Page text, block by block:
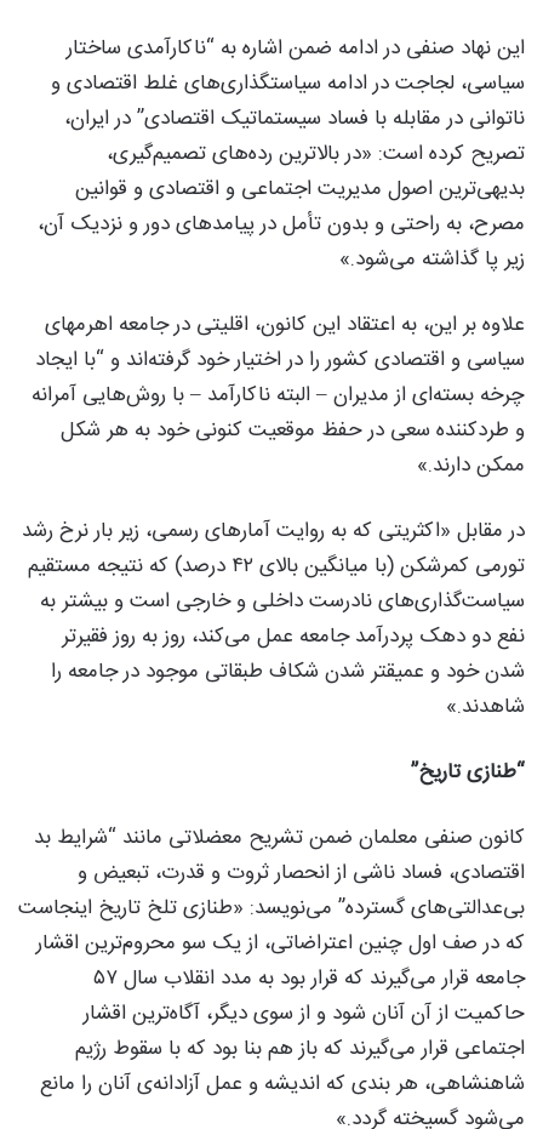
این نهاد صنفی در ادامه ضمن اشاره به “ناکارآمدی ساختار
سیاسی، لجاجت در ادامه سیاستگذاری‌های غلط اقتصادی و
ناتوانی در مقابله با فساد سیستماتیک اقتصادی” در ایران،
تصریح کرده است: «در بالاترین رده‌های تصمیم‌گیری،
بدیهی‌ترین اصول مدیریت اجتماعی و اقتصادی و قوانین
مصرح، به راحتی و بدون تأمل در پیامدهای دور و نزدیک آن،
زیر پا گذاشته می‌شود.»
علاوه بر این، به اعتقاد این کانون، اقلیتی در جامعه اهرمهای‌‌
سیاسی و اقتصادی کشور را در اختیار خود گرفته‌اند و “با ایجاد
چرخه بسته‌ای از مدیران – البته ناکارآمد – با روش‌هایی آمرانه
و طردکننده سعی در حفظ موقعیت کنونی خود به هر شکل
ممکن دارند.»
در مقابل «اکثریتی که به روایت آمارهای رسمی، زیر بار نرخ رشد
تورمی کمرشکن (با میانگین بالای ۴۲ درصد) که نتیجه‌ مستقیم
سیاست‌گذاری‌های نادرست داخلی و خارجی است و بیشتر به
نفع دو دهک پردرآمد جامعه عمل می‌کند، روز به روز فقیرتر
شدن خود و عمیقتر شدن شکاف طبقاتی موجود در جامعه را
شاهدند.»
“طنازی تاریخ”
کانون صنفی معلمان ضمن تشریح معضلاتی مانند “شرایط بد
اقتصادی، فساد ناشی از انحصار ثروت و قدرت، تبعیض و
بی‌عدالتی‌های گسترده” می‌نویسد: «طنازی تلخ تاریخ اینجاست
که در صف اول چنین اعتراضاتی، از یک سو محروم‌ترین اقشار
جامعه قرار می‌گیرند که قرار بود به مدد انقلاب سال ۵۷
حاکمیت از آن آنان شود و از سوی دیگر، آگاه‌ترین اقشار
اجتماعی قرار می‌گیرند که باز هم بنا بود که با سقوط رژیم
شاهنشاهی، هر بندی که اندیشه و عمل آزادانه‌ی آنان را مانع
می‌شود گسیخته گردد.»